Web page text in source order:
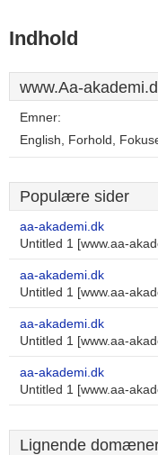
Indhold
www.Aa-
Emner:
English, Forhold,
Populære sider
aa-akademi.dk
Untitled 1 [www.aa-
aa-akademi.dk
Untitled 1 [www.aa-
aa-akademi.dk
Untitled 1 [www.aa-
aa-akademi.dk
Untitled 1 [www.aa-
Lignende